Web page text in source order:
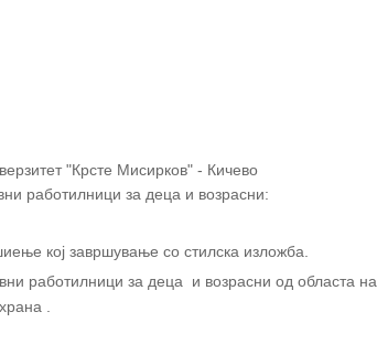
"Крсте Мисирков" - Кичево
работилници за деца и возрасни:
кој завршување со стилска изложба.
работилници за деца и возрасни од областа на
.